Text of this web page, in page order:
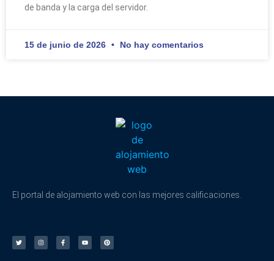
de banda y la carga del servidor.
15 de junio de 2026 No hay comentarios
El portal de alojamiento web con las mejores calificaciones.